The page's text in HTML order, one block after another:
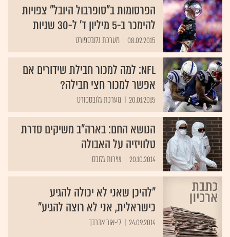
הפרסומות ב"סופרבול היובל" צפויות
להימכר ב-5 מיליון ד' ל-30 שניות
08.02.2015 מערכת גלובספורט
NFL: למה למכור חבילת שידורים אם
אפשר למכור חצי חבילה?
20.01.2015 מערכת גלובספורט
הנושא החם: בארה"ב משיקים סדרת
טלוויזיה על האבולה
20.10.2014 שירות גלובס
"להיכן שאני לא יכולה להגיע
כישראלית, אני לא רוצה להגיע"
24.09.2014 לי-אור אברבך